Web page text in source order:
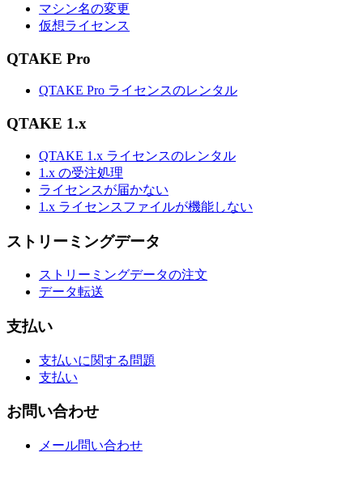
マシン名の変更
仮想ライセンス
QTAKE Pro
QTAKE Pro ライセンスのレンタル
QTAKE 1.x
QTAKE 1.x ライセンスのレンタル
1.x の受注処理
ライセンスが届かない
1.x ライセンスファイルが機能しない
ストリーミングデータ
ストリーミングデータの注文
データ転送
支払い
支払いに関する問題
支払い
お問い合わせ
メール問い合わせ